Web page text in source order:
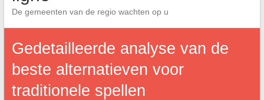
De gemeenten van de regio wachten op u
Gedetailleerde analyse van de
beste alternatieven voor
traditionele spellen